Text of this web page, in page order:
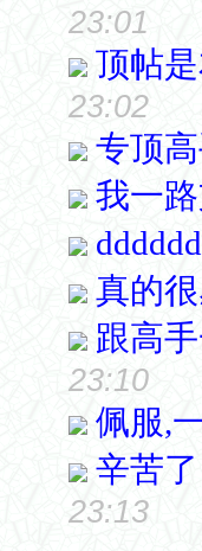
23:01
顶帖
23:02
专顶
我一
真的很
跟高
23:10
佩服,
辛苦
23:13